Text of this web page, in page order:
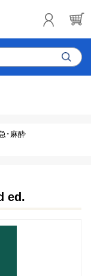
･麻酔
ed.